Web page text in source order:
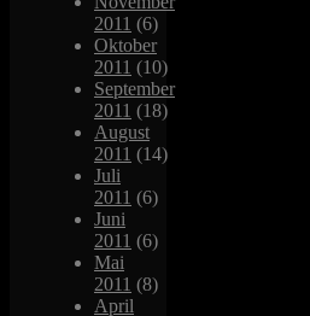
2011 (6)
Oktober
2011 (10)
September
2011 (18)
August
2011 (14)
Juli
2011 (6)
Juni
2011 (6)
Mai
2011 (8)
April